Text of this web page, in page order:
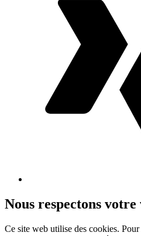
Nous respectons
Ce site web utilise des cookies.